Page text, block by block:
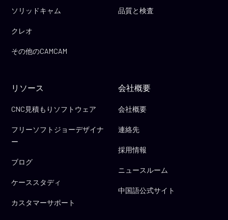
ソリッドキャム
クレオ
その他のCAMCAM
品質と検査
リソース
CNC見積もりソフトウェア
フリーソフトジョーデザイナ
ー
ブログ
ケーススタディ
カスタマーサポート
会社概要
会社概要
連絡先
採用情報
ニュースルーム
中国語公式サイト